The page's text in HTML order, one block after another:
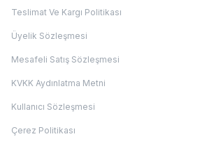
Teslimat Ve Kargı Politikası
Üyelik Sözleşmesi
Mesafeli Satış Sözleşmesi
KVKK Aydınlatma Metni
Kullanıcı Sözleşmesi
Çerez Politikası